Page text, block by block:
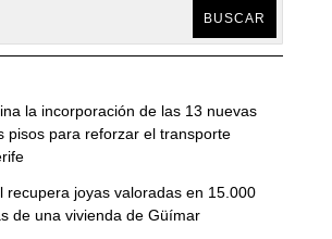
BUSCAR
la incorporación de las 13 nuevas
pisos para reforzar el transporte
recupera joyas valoradas en 15.000
de una vivienda de Güímar